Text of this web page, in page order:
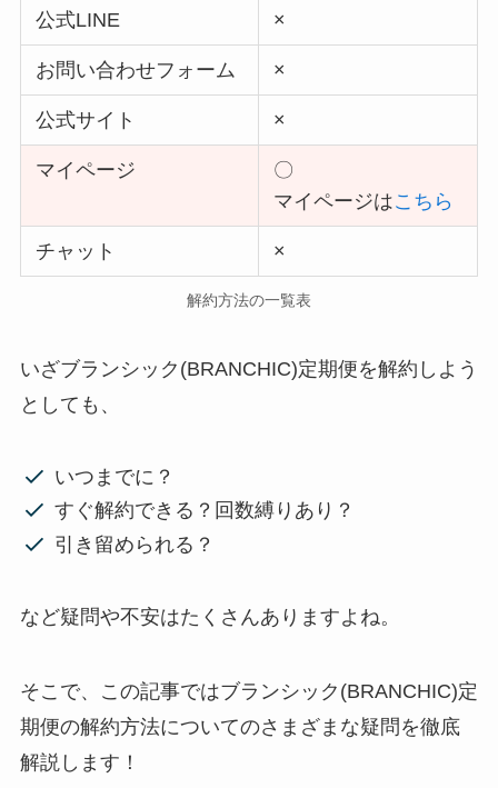
公式LINE ×
お問い合わせフォーム ×
公式サイト ×
マイページ
〇
マイページはこちら
チャット ×
解約方法の一覧表
いざブランシック(BRANCHIC)定期便を解約しよう
としても、
いつまでに？
すぐ解約できる？回数縛りあり？
引き留められる？
など疑問や不安はたくさんありますよね。
そこで、この記事ではブランシック(BRANCHIC)定
期便の解約方法についてのさまざまな疑問を徹底
解説します！